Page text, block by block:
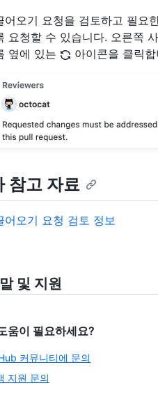
어오기 요청을 검토하고 필요
요청할 수 있습니다. 오른쪽
옆에 있는
아이콘을 클릭합
참고 자료
어오기 요청 검토 정보
및 지원
움이 필요하세요?
커뮤니티에 문의
지원 문의